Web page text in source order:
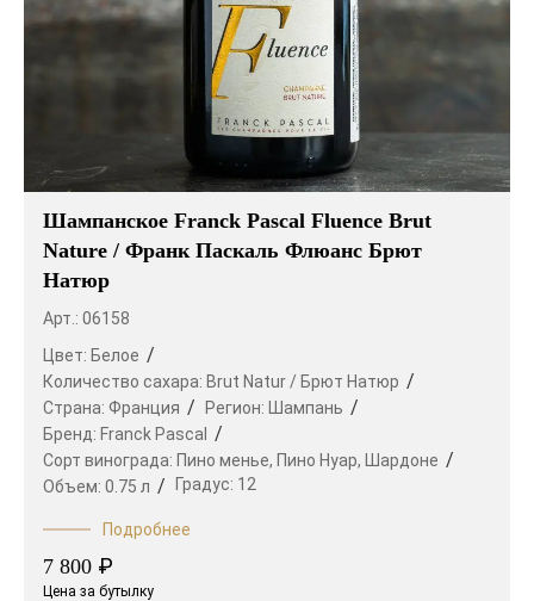
Шампанское Franck Pascal Fluence Brut
Nature / Франк Паскаль Флюанс Брют
Натюр
Арт.: 06158
Цвет: Белое
Количество сахара: Brut Natur / Брют Натюр
Страна: Франция Регион:
Шампань
Бренд: Franck Pascal
Сорт винограда: Пино менье, Пино Нуар,
Шардоне
Объем: 0.75 л Градус: 12
Подробнее
7 800 ₽
Цена за бутылку